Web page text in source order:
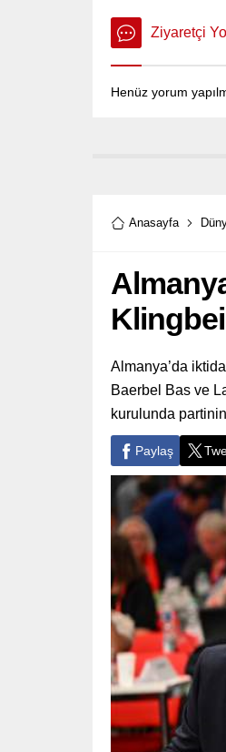
Ziyaretçi
Henüz yorum
Anasayfa
Almanya’da
Baerbel Bas ve
kurulunda
Paylaş